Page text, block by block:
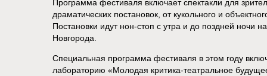
Программа фестиваля включает спектакли для
драматических постановок, от кукольного и
Постановки идут нон-стоп с утра и до поздней ночи
Новгорода.
Специальная программа фестиваля в этом году
лабораторию «Молодая критика-театральное